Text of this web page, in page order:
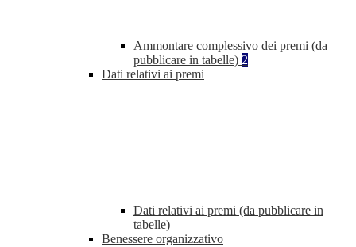
Ammontare complessivo dei premi (da
pubblicare in tabelle) 2
Dati relativi ai premi
Dati relativi ai premi (da pubblicare in
tabelle)
Benessere organizzativo